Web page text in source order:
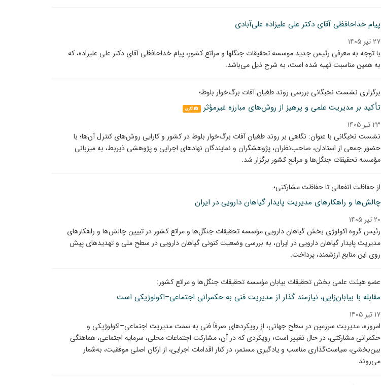
پیام خداحافظی آقای دکتر علی علیزاده علی‌آبادی
۲۷ تیر ۱۴۰۵
با توجه به معرفی رئیس جدید موسسه تحقیقات جنگلها و مراتع کشور، پیام خداحافظی آقای دکتر علی علیزاده، که
به همین مناسبت تهیه شده است، به شرح ذیل می‌باشد.
برگزاری نشست نخبگانی بررسی روند طغیان آفات برگ‌خوار بلوط؛
تأکید بر مدیریت علمی و پرهیز از روش‌های مبارزه غیرمؤثر گالری
۲۳ تیر ۱۴۰۵
نشست نخبگانی با عنوان: نگاهی بر روند طغیان آفات برگ‌خوار بلوط در کشور و کارایی روش‌های کنترل آن‌ها؛ با
حضور جمعی از استادان، صاحب‌نظران، پژوهشگران و نمایندگان نهادهای اجرایی و پژوهشی ذیربط، به میزبانی
مؤسسه تحقیقات جنگل‌ها و مراتع کشور برگزار شد.
از حفاظت انفعالی تا حفاظت مشارکتی؛
چالش‌ها و راهکارهای مدیریت پایدار گیاهان دارویی در ایران
۲۰ تیر ۱۴۰۵
رئیس گروه اکولوژی بخش گیاهان دارویی مؤسسه تحقیقات جنگل‌ها و مراتع کشور در تبیین چالش‌ها و راهکارهای
مدیریت پایدار گیاهان دارویی در ایران، به بررسی وضعیت کنونی گیاهان دارویی در سطح ملی و تهدیدهای پیش
روی این منابع ارزشمند، پرداخت.
عضو هیئت علمی بخش تحقیقات بیابان مؤسسه تحقیقات جنگل‌ها و مراتع کشور:
مقابله با بیابان‌زایی، نیازمند گذار از مدیریت فنی به حکمرانی اجتماعی–اکولوژیکی است
۱۷ تیر ۱۴۰۵
امروزه، مدیریت سرزمین در سطح جهانی، از رویکردهای صرفاً فنی به سمت مدیریت اجتماعی–اکولوژیکی و
حکمرانی مشارکتی، در حال تغییر است؛ رویکردی که در آن، مشارکت اجتماعات محلی، سرمایه اجتماعی، هماهنگی
بین‌بخشی، سیاست‌گذاری مناسب و یادگیری مستمر، در کنار اقدامات اجرایی، از ارکان اصلی موفقیت، به‌شمار
می‌روند.